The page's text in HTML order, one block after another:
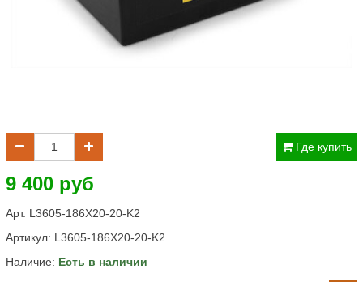
Где купить
9 400 руб
Арт. L3605-186X20-20-K2
Артикул: L3605-186X20-20-K2
Наличие: Есть в наличии